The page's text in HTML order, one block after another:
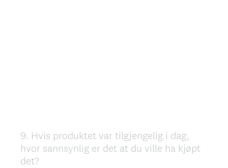
Question
Title
9. Hvis produktet var tilgjengelig i dag,
hvor sannsynlig er det at du ville ha kjøpt
det?